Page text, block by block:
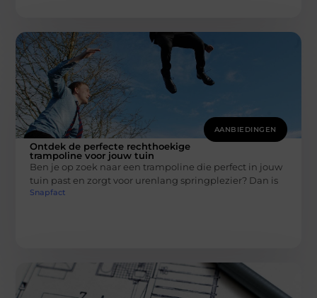
AANBIEDINGEN
Ontdek de perfecte rechthoekige
trampoline voor jouw tuin
Ben je op zoek naar een trampoline die perfect in jouw
tuin past en zorgt voor urenlang springplezier? Dan is
Snapfact